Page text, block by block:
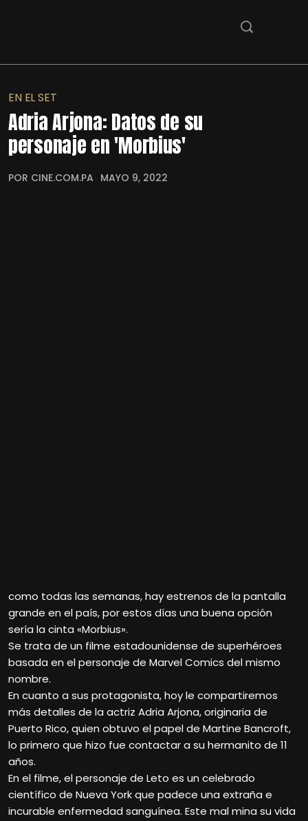
EN EL SET
Adria Arjona: Datos de su
personaje en 'Morbius'
POR CINE.COM.PA MAYO 9, 2022
como todas las semanas, hay estrenos de la pantalla
grande en el país, por estos días una buena opción
sería la cinta «Morbius».
Se trata de un filme estadounidense de superhéroes
basada en el personaje de Marvel Comics del mismo
nombre.
En cuanto a sus protagonista, hoy le compartiremos
más detalles de la actriz Adria Arjona, originaria de
Puerto Rico, quien obtuvo el papel de Martine Bancroft,
lo primero que hizo fue contactar a su hermanito de 11
años.
En el filme, el personaje de Leto es un celebrado
científico de Nueva York que padece una extraña e
incurable enfermedad sanguínea. Este mal mina su vida